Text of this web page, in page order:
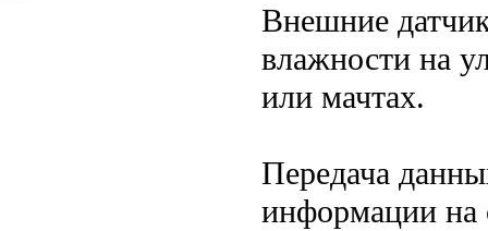
Внешние
влажности на
или мачтах.
Передача
информации на